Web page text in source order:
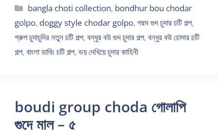
Categories
bangla choti collection, bondhur bou chodar
golpo, doggy style chodar golpo, গরম গুদ চুদার চটি গল্প,
গ্রুপ চুদাচুদির নতুন চটি গল্প, বন্ধুর বউ গুদ চুদার গল্প, বন্ধুর বউ চোদার চটি
গল্প, বাংলা ডাবিং চটি গল্প, ভয় দেখিয়ে চুদার কাহিনী
boudi group choda গোলাপি
গুদে মাল – ৫